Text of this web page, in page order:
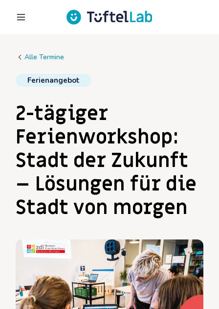
Alle Termine
Ferienangebot
2-tägiger
Ferienworkshop:
Stadt der Zukunft
– Lösungen für die
Stadt von morgen